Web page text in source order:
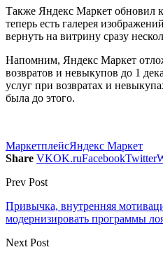
Также Яндекс Маркет обновил
теперь есть галерея
вернуть на витрину сразу
Напомним, Яндекс Маркет
возвратов и невыкупов до 1
услуг при возвратах и
была до этого.
МаркетплейсЯндекс Маркет
Share VKOK.ruFacebookTwitter
Prev Post
Привычка, внутренняя
модернизировать программы
Next Post